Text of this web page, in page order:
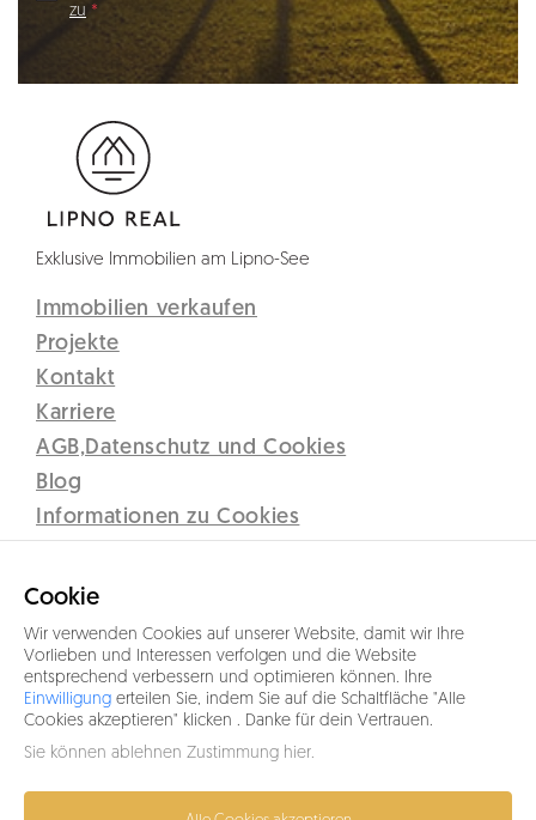
zu
Exklusive Immobilien am Lipno-See
Immobilien verkaufen
Projekte
Kontakt
Karriere
AGB,Datenschutz und Cookies
Blog
Informationen zu Cookies
Lipno Real s.r.o.
Sidlo: Přístav 71, 382 78 Lipno nad Vltavou
IČO 26077191
+43 664 5317333
Cookie
Wir verwenden Cookies auf unserer Website, damit wir Ihre
Vorlieben und Interessen verfolgen und die Website
entsprechend verbessern und optimieren können. Ihre
Einwilligung erteilen Sie, indem Sie auf die Schaltfläche "Alle
Cookies akzeptieren" klicken . Danke für dein Vertrauen.
Sie können ablehnen Zustimmung hier.